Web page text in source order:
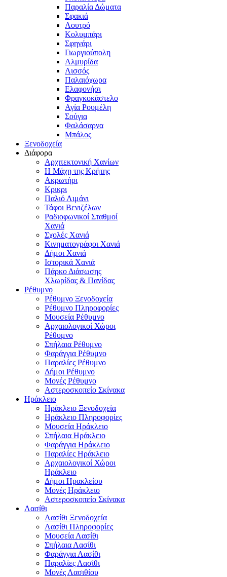
Παραλία Δώματα
Σφακιά
Λουτρό
Κολυμπάρι
Σφηνάρι
Γιωργιούπολη
Αλμυρίδα
Λισσός
Παλαιόχωρα
Ελαφονήσι
Φραγκοκάστελο
Αγία Ρουμέλη
Σούγια
Φαλάσαρνα
Μπάλος
Ξενοδοχεία
Διάφορα
Αρχιτεκτονική Χανίων
Η Μάχη της Κρήτης
Ακρωτήρι
Κρικρι
Παλιό Λιμάνι
Τάφοι Βενιζέλων
Ραδιοφωνικοί Σταθμοί
Χανιά
Σχολές Χανιά
Κινηματογράφοι Χανιά
Δήμοι Χανιά
Ιστορικά Χανιά
Πάρκο Διάσωσης
Χλωρίδας & Πανίδας
Ρέθυμνο
Ρέθυμνο Ξενοδοχεία
Ρέθυμνο Πληροφορίες
Μουσεία Ρέθυμνο
Αρχαιολογικοί Χώροι
Ρέθυμνο
Σπήλαια Ρέθυμνο
Φαράγγια Ρέθυμνο
Παραλίες Ρέθυμνο
Δήμοι Ρέθυμνο
Μονές Ρέθυμνο
Αστεροσκοπείο Σκίνακα
Ηράκλειο
Ηράκλειο Ξενοδοχεία
Ηράκλειο Πληροφορίες
Μουσεία Ηράκλειο
Σπήλαια Ηράκλειο
Φαράγγια Ηράκλειο
Παραλίες Ηράκλειο
Αρχαιολογικοί Χώροι
Ηράκλειο
Δήμοι Ηρακλείου
Μονές Ηράκλειο
Αστεροσκοπείο Σκίνακα
Λασίθι
Λασίθι Ξενοδοχεία
Λασίθι Πληροφορίες
Μουσεία Λασίθι
Σπήλαια Λασίθι
Φαράγγια Λασίθι
Παραλίες Λασίθι
Μονές Λασιθίου